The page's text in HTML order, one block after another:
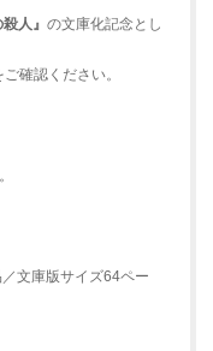
人』 の文庫化記念とし
確認ください。
／文庫版サイズ64ペー